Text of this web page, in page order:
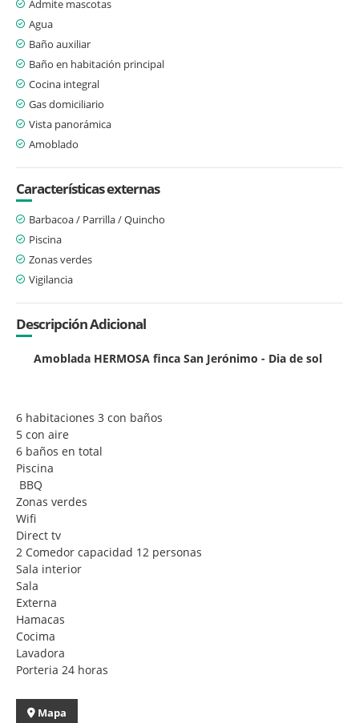
Admite mascotas
Agua
Baño auxiliar
Baño en habitación principal
Cocina integral
Gas domiciliario
Vista panorámica
Amoblado
Características externas
Barbacoa / Parrilla / Quincho
Piscina
Zonas verdes
Vigilancia
Descripción Adicional
Amoblada HERMOSA finca San Jerónimo - Dia de sol
6 habitaciones 3 con baños
5 con aire
6 baños en total
Piscina
BBQ
Zonas verdes
Wifi
Direct tv
2 Comedor capacidad 12 personas
Sala interior
Sala
Externa
Hamacas
Cocima
Lavadora
Porteria 24 horas
Mapa